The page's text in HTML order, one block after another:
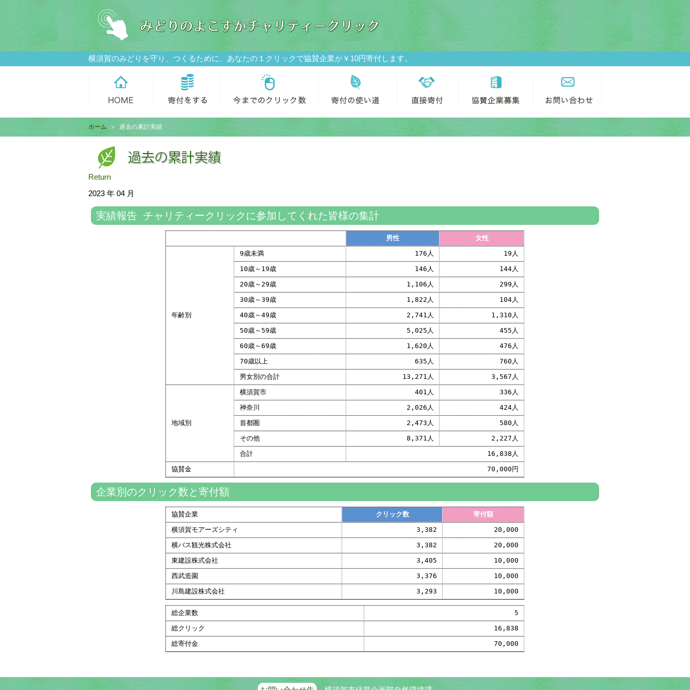
横須賀のみどりを守り、つくるために、あなたの１クリックで協賛企業が￥10円寄付します。
ホーム ＞ 過去の累計実績
Return
2023 年 04 月
実績報告 チャリティークリックに参加してくれた皆様の集計
男性 女性
年齢別
9歳未満 176人
19人
10歳～19歳
146人
144人
20歳～29歳
1,106人
299人
30歳～39歳
1,822人
104人
40歳～49歳
2,741人
1,310人
50歳～59歳
5,025人
455人
60歳～69歳
1,620人
476人
70歳以上
635人
760人
男女別の合計
13,271人 3,567人
地域別
横須賀市 401人
336人
神奈川
2,026人
424人
首都圏
2,473人
580人
その他
8,371人
2,227人
合計
16,838人
協賛金
70,000円
企業別のクリック数と寄付額
協賛企業 クリック数
寄付額
横須賀モアーズシティ
3,382
20,000
横バス観光株式会社
3,382
20,000
東建設株式会社
3,405
10,000
西武造園
3,376
10,000
川島建設株式会社
3,293 10,000
総企業数
5
総クリック
16,838
総寄付金
70,000